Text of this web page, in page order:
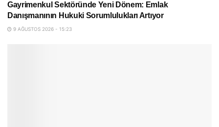
Gayrimenkul Sektöründe Yeni Dönem: Emlak
Danışmanının Hukuki Sorumlulukları Artıyor
9 AĞUSTOS 2026 - 15:23